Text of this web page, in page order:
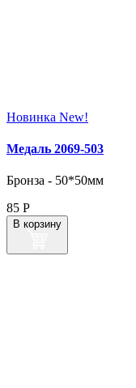
Новинка New!
Медаль 2069‑503
Бронза - 50*50мм
85 Р
В корзину